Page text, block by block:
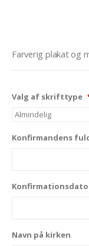
Farverig plakat og
Valg af skrifttype
Konfirmandens
Konfirmationsdato
Navn på kirken